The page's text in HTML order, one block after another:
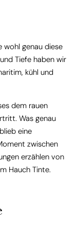
wohl genau diese
Tiefe haben wir
kühl und
dem rauen
Was genau
eine
zwischen
erzählen von
Hauch Tinte.